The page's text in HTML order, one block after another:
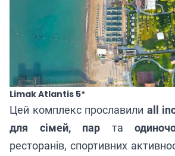
Limak Atlantis 5*
Цей комплекс прославили all
для сімей, пар та
ресторанів, спортивних